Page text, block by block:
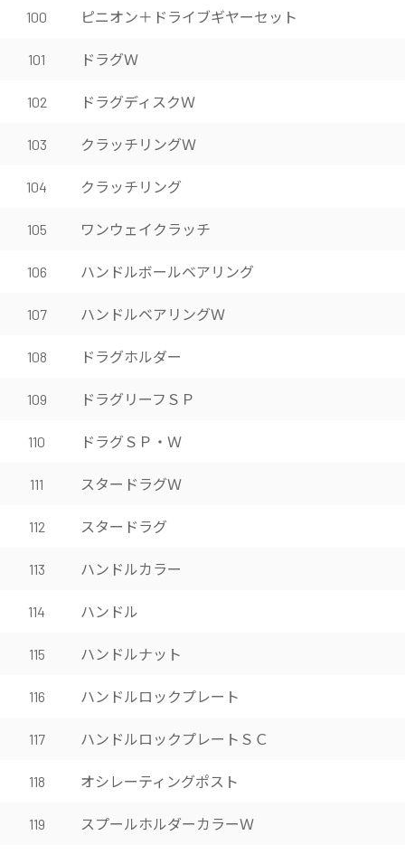
100 ピニオン＋ドライブギヤーセット
101 ドラグＷ
102 ドラグディスクＷ
103 クラッチリングＷ
104 クラッチリング
105 ワンウェイクラッチ
106 ハンドルボールベアリング
107 ハンドルベアリングＷ
108 ドラグホルダー
109 ドラグリーフＳＰ
110 ドラグＳＰ・Ｗ
111 スタードラグＷ
112 スタードラグ
113 ハンドルカラー
114 ハンドル
115 ハンドルナット
116 ハンドルロックプレート
117 ハンドルロックプレートＳＣ
118 オシレーティングポスト
119 スプールホルダーカラーＷ